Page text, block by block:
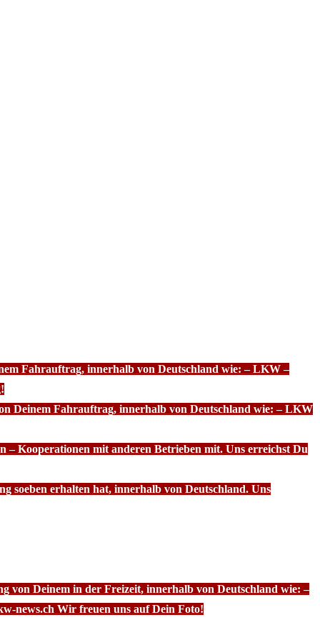
Fahrauftrag, innerhalb von Deutschland wie: – LKW –
Deinem Fahrauftrag, innerhalb von Deutschland wie: – LKW
– Kooperationen mit anderen Betrieben mit. Uns erreichst Du
soeben erhalten hat, innerhalb von Deutschland. Uns
von Deinem in der Freizeit, innerhalb von Deutschland wie: –
news.ch Wir freuen uns auf Dein Foto!